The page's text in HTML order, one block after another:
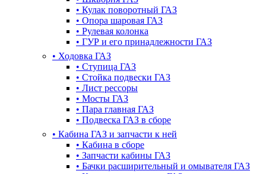
• Кулак поворотный ГАЗ
• Опора шаровая ГАЗ
• Рулевая колонка
• ГУР и его принадлежности ГАЗ
• Ходовка ГАЗ
• Ступица ГАЗ
• Стойка подвески ГАЗ
• Лист рессоры
• Мосты ГАЗ
• Пара главная ГАЗ
• Подвеска ГАЗ в сборе
• Кабина ГАЗ и запчасти к ней
• Кабина в сборе
• Запчасти кабины ГАЗ
• Бачки расширительный и омывателя ГАЗ